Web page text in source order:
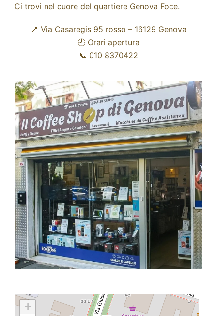
Ci trovi nel cuore del quartiere Genova Foce.
📍 Via Casaregis 95 rosso – 16129 Genova
🕘 Orari apertura
📞 010 8370422
+